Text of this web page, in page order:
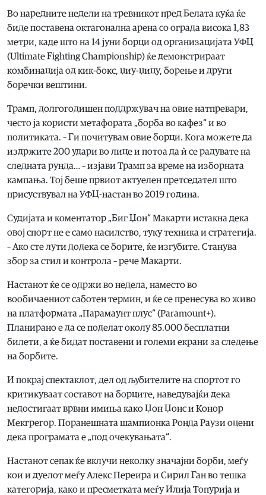
Во наредните недели на тревникот пред Белата куќа ќе
биде поставена октагонална арена со ограда висока 1,83
метри, каде што на 14 јуни борци од организацијата УФЦ
(Ultimate Fighting Championship) ќе демонстрираат
комбинација од кик-бокс, џиу-џицу, борење и други
боречки вештини.
Трамп, долгогодишен поддржувач на овие натпревари,
често ја користи метафората „борба во кафез“ и во
политиката. – Ги почитувам овие борци. Кога можете да
издржите 200 удари во лице и потоа да ѝ се радувате на
следната рунда… – изјави Трамп за време на изборната
кампања. Тој беше првиот актуелен претседател што
присуствувал на УФЦ-настан во 2019 година.
Судијата и коментатор „Биг Џон“ Макарти истакна дека
овој спорт не е само насилство, туку техника и стратегија.
– Ако сте лути додека се борите, ќе изгубите. Станува
збор за стил и контрола – рече Макарти.
Настанот ќе се одржи во недела, наместо во
вообичаениот саботен термин, и ќе се пренесува во живо
на платформата „Парамаунт плус“ (Paramount+).
Планирано е да се поделат околу 85.000 бесплатни
билети, а ќе бидат поставени и големи екрани за следење
на борбите.
И покрај спектаклот, дел од љубителите на спортот го
критикуваат составот на борците, наведувајќи дека
недостигаат врвни имиња како Џон Џонс и Конор
Мекгрегор. Поранешната шампионка Ронда Раузи оцени
дека програмата е „под очекувањата“.
Настанот сепак ќе вклучи неколку значајни борби, меѓу
кои и дуелот меѓу Алекс Переира и Сирил Ган во тешка
категорија, како и пресметката меѓу Илија Топурија и